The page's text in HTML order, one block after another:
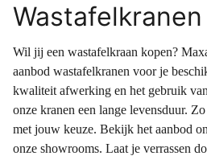
Wastafelkranen
Wil jij een wastafelkraan kopen?
aanbod wastafelkranen voor je
kwaliteit afwerking en het gebruik
onze kranen een lange levensduur.
met jouw keuze. Bekijk het aanbod
onze showrooms. Laat je verrassen